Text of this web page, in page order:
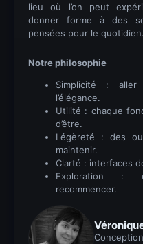
lieu où l’on peut
donner forme à des
pensées pour le quotidien.
Notre philosophie
Simplicité : aller
l’élégance.
Utilité : chaque
d’être.
Légèreté : des
maintenir.
Clarté : interfaces
Exploration :
recommencer.